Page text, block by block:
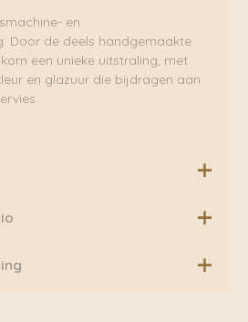
en
Door de deels handgemaakte
een unieke uitstraling, met
en glazuur die bijdragen aan
tot liefde voor de